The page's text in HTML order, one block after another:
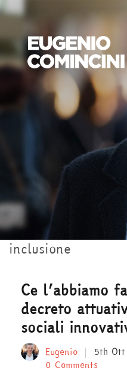
inclusione
Ce l’abbiamo
decreto
sociali
Eugenio 5th
0 Comments